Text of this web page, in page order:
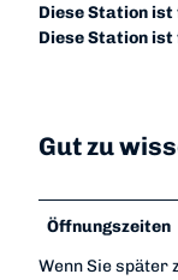
Diese Station
Diese Station ist
Gut zu
Öffnungszeiten
Wenn Sie später